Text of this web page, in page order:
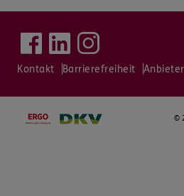
Kontakt Barrierefreiheit Anbieter
©